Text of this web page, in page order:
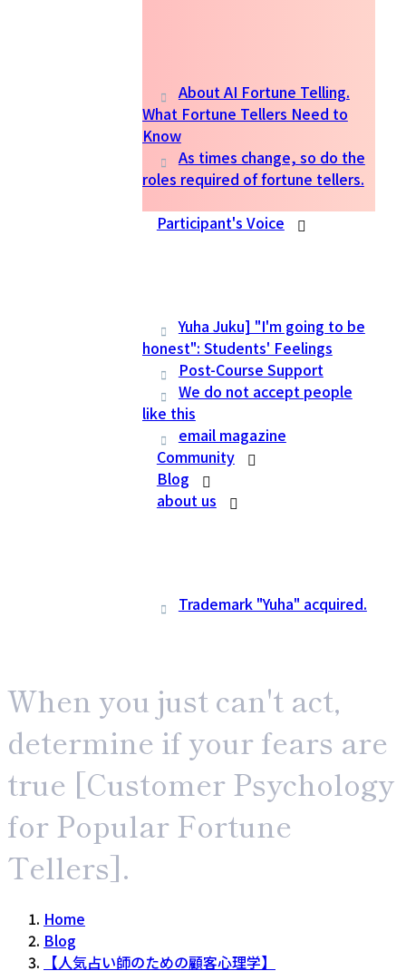
About AI Fortune Telling.
What Fortune Tellers Need to
Know
As times change, so do the
roles required of fortune tellers.
Participant's Voice
Yuha Juku] "I'm going to be
honest": Students' Feelings
Post-Course Support
We do not accept people
like this
email magazine
Community
Blog
about us
Trademark "Yuha" acquired.
When you just can't act,
determine if your fears are
true [Customer Psychology
for Popular Fortune
Tellers].
Home
Blog
【人気占い師のための顧客心理学】